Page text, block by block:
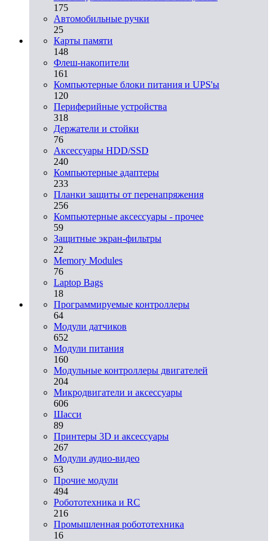
175
Автомобильные ручки
25
Карты памяти
148
Флеш-накопители
161
Компьютерные блоки питания и UPS'ы
120
Периферийные устройства
318
Держатели и стойки
76
Аксессуары HDD/SSD
240
Компьютерные адаптеры
233
Планки защиты от перенапряжения
256
Компьютерные аксессуары - прочее
59
Защитные экран-фильтры
22
Memory Modules
76
Laptop Bags
18
Программируемые контроллеры
64
Модули датчиков
652
Модули питания
160
Модульные контроллеры двигателей
204
Микродвигатели и аксессуары
606
Шасси
89
Принтеры 3D и аксессуары
267
Модули аудио-видео
63
Прочие модули
494
Робототехника и RC
216
Промышленная робототехника
16